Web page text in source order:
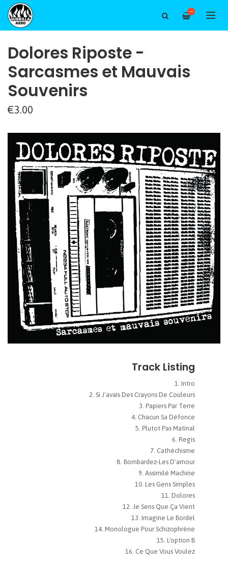
—
Dolores Riposte -
Sarcasmes et Mauvais
Souvenirs
€3.00
Track Listing
Intro
Si J'avais Des Crayons De Couleurs
Papiers Par Terre
Chacun Sa Défonce
Plutot Pas Matinal
Regis
Cathéchisme
Bombardez-Les D'amour
Assimilé Machine
Les Gens Simples
Dolores
Je Sens Que Ça Vient
Imagine Le Bordel
Monologue Pour Schizophrène
L'option B
Ce Que Vous Voulez